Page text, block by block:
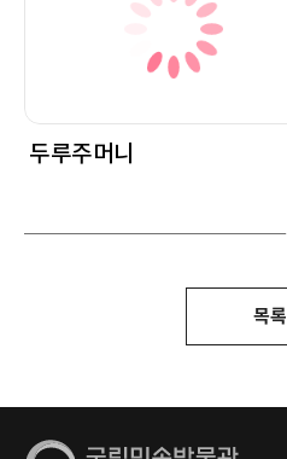
두루주머니
목록